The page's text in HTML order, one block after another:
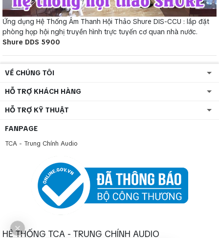
Ứng dụng Hệ Thống Âm Thanh Hội Thảo Shure DIS-CCU : lắp đặt
phòng họp hội nghị truyền hình trực tuyến cơ quan nhà nước.
Shure DDS 5900
VỀ CHÚNG TÔI
HỖ TRỢ KHÁCH HÀNG
HỖ TRỢ KỸ THUẬT
FANPAGE
TCA - Trung Chính Audio
HỆ THỐNG TCA - TRUNG CHÍNH AUDIO